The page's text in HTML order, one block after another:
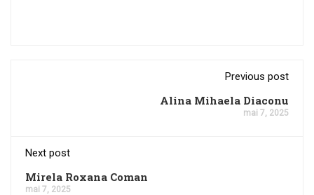
Previous post
Alina Mihaela Diaconu
mai 7, 2025
Next post
Mirela Roxana Coman
mai 7, 2025